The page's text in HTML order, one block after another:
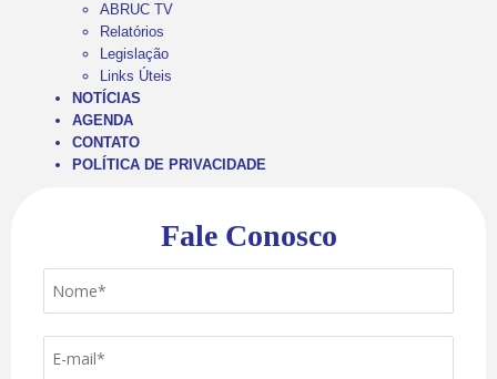
ABRUC TV
Relatórios
Legislação
Links Úteis
NOTÍCIAS
AGENDA
CONTATO
POLÍTICA DE PRIVACIDADE
Fale Conosco